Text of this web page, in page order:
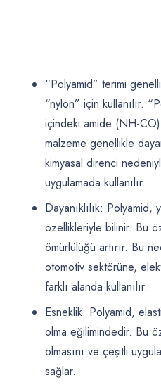
“Polyamid” terimi
“nylon” için kullanılır.
içindeki amide (NH-
malzeme genellikle
kimyasal direnci
uygulamada kullanılır.
Dayanıklılık: Polyamid,
özellikleriyle bilinir. Bu
ömürlülüğü artırır. Bu
otomotiv sektörüne,
farklı alanda kullanılır.
Esneklik: Polyamid,
olma eğilimindedir. Bu
olmasını ve çeşitli
sağlar.